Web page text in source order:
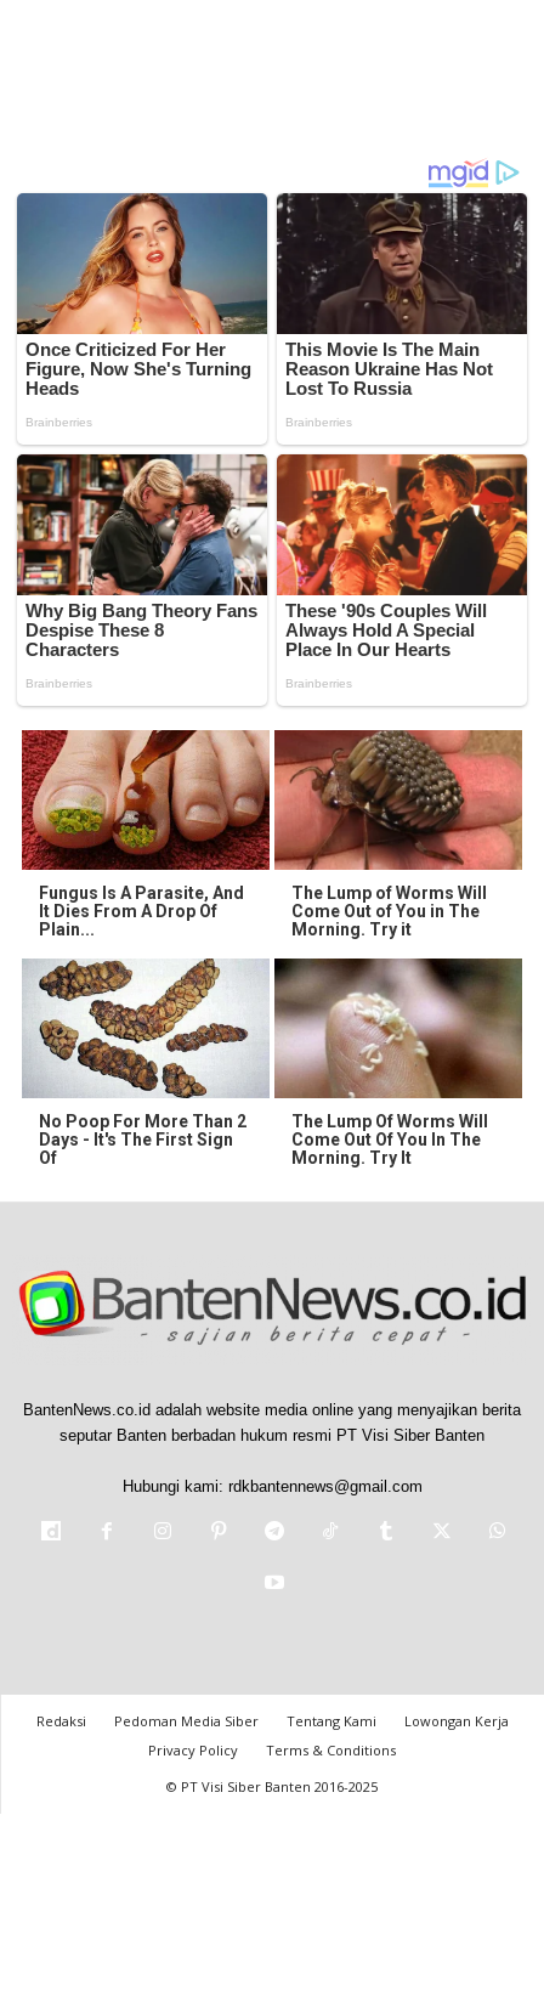
Fungus Is A Parasite, And
It Dies From A Drop Of
Plain...
The Lump of Worms Will
Come Out of You in The
Morning. Try it
No Poop For More Than 2
Days - It's The First Sign
Of
The Lump Of Worms Will
Come Out Of You In The
Morning. Try It
BantenNews.co.id adalah website media online yang menyajikan berita
seputar Banten berbadan hukum resmi PT Visi Siber Banten
Hubungi kami: rdkbantennews@gmail.com
Redaksi Pedoman Media Siber Tentang Kami
Lowongan Kerja
Privacy Policy
Terms & Conditions
© PT Visi Siber Banten 2016-2025